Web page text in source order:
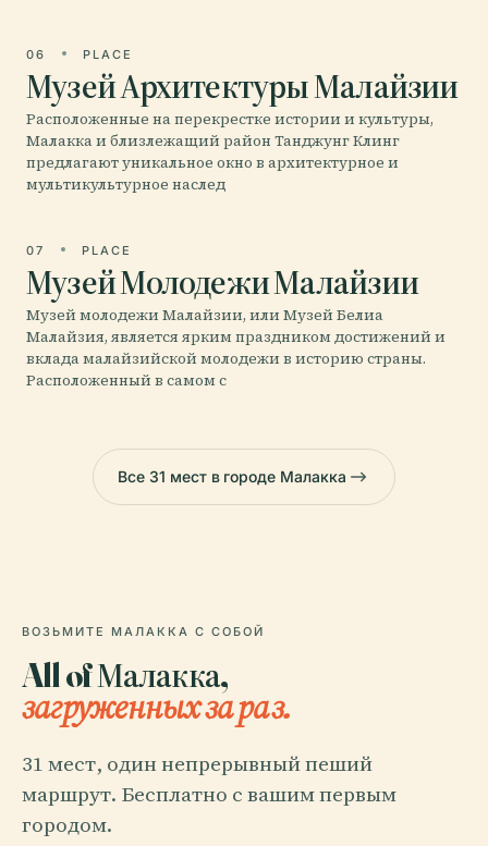
06 PLACE
Музей Архитектуры Малайзии
Расположенные на перекрестке истории и культуры,
Малакка и близлежащий район Танджунг Клинг
предлагают уникальное окно в архитектурное и
мультикультурное наслед
07 PLACE
Музей Молодежи Малайзии
Музей молодежи Малайзии, или Музей Белиа
Малайзия, является ярким праздником достижений и
вклада малайзийской молодежи в историю страны.
Расположенный в самом с
Все 31 мест в городе Малакка
ВОЗЬМИТЕ МАЛАККА С СОБОЙ
All of Малакка,
загруженных за раз.
31 мест, один непрерывный пеший
маршрут. Бесплатно с вашим первым
городом.